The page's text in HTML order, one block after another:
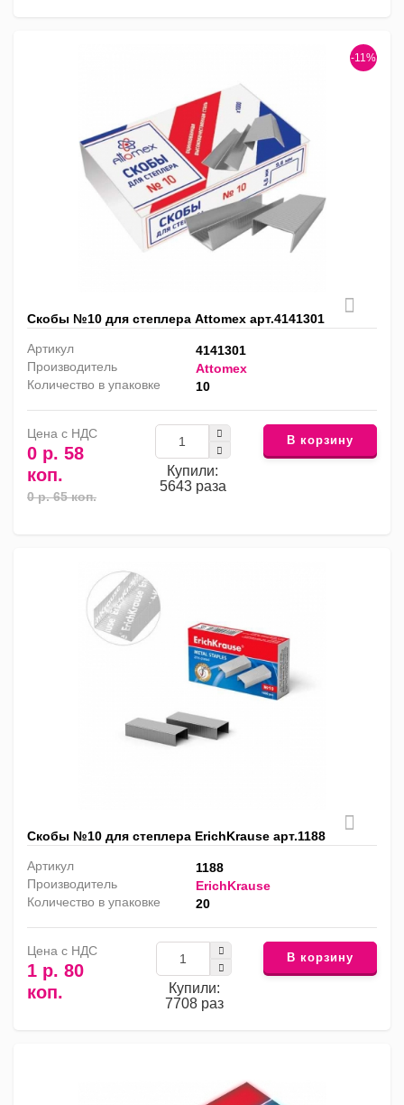
-11%
Скобы №10 для степлера Attomex арт.4141301
Артикул
4141301
Производитель
Attomex
Количество в упаковке
10
Цена с НДС
0 р. 58
коп.
0 р. 65 коп.
Купили:
5643 раза
В корзину
Скобы №10 для степлера ErichKrause арт.1188
Артикул
1188
Производитель
ErichKrause
Количество в упаковке
20
Цена с НДС
1 р. 80
коп.
Купили:
7708 раз
В корзину